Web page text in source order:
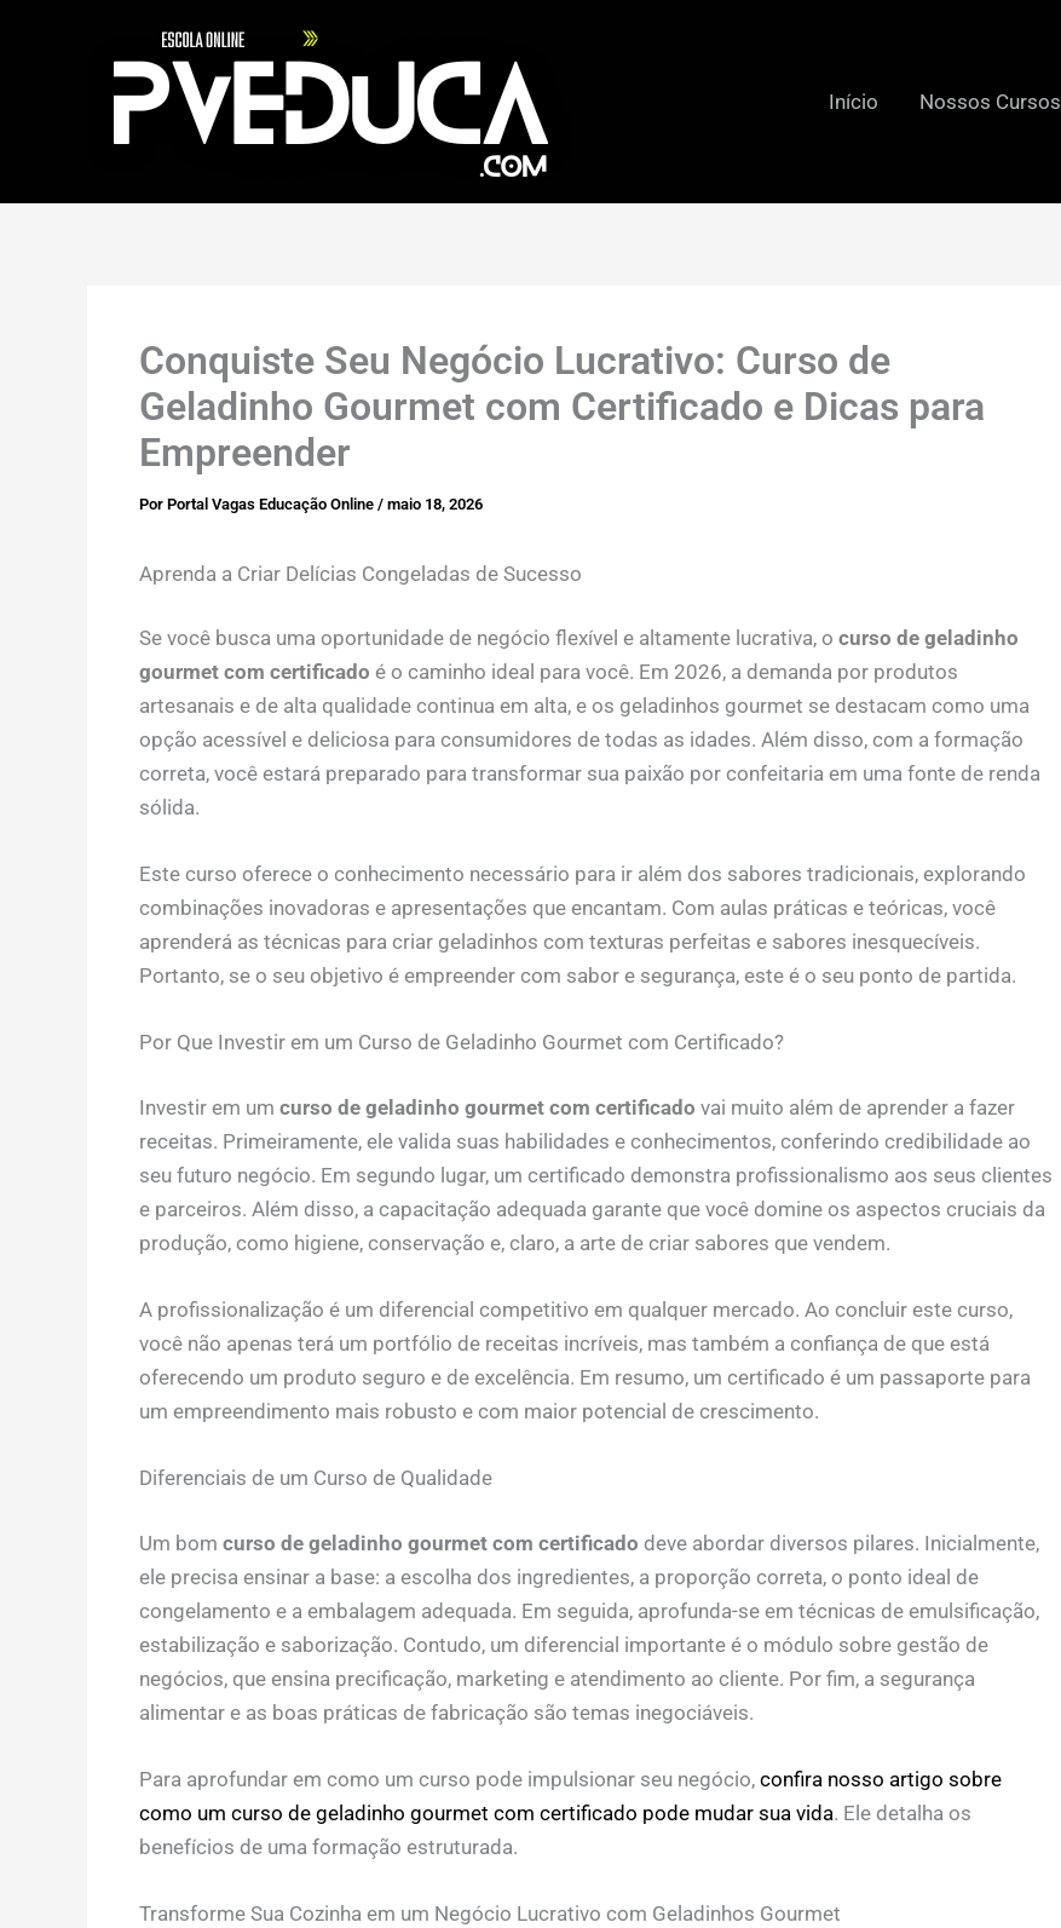
Início Nossos Cursos
Conquiste Seu Negócio Lucrativo: Curso de
Geladinho Gourmet com Certificado e Dicas para
Empreender
Por Portal Vagas Educação Online / maio 18, 2026
Aprenda a Criar Delícias Congeladas de Sucesso
Se você busca uma oportunidade de negócio flexível e altamente lucrativa, o curso de geladinho
gourmet com certificado é o caminho ideal para você. Em 2026, a demanda por produtos
artesanais e de alta qualidade continua em alta, e os geladinhos gourmet se destacam como uma
opção acessível e deliciosa para consumidores de todas as idades. Além disso, com a formação
correta, você estará preparado para transformar sua paixão por confeitaria em uma fonte de renda
sólida.
Este curso oferece o conhecimento necessário para ir além dos sabores tradicionais, explorando
combinações inovadoras e apresentações que encantam. Com aulas práticas e teóricas, você
aprenderá as técnicas para criar geladinhos com texturas perfeitas e sabores inesquecíveis.
Portanto, se o seu objetivo é empreender com sabor e segurança, este é o seu ponto de partida.
Por Que Investir em um Curso de Geladinho Gourmet com Certificado?
Investir em um curso de geladinho gourmet com certificado vai muito além de aprender a fazer
receitas. Primeiramente, ele valida suas habilidades e conhecimentos, conferindo credibilidade ao
seu futuro negócio. Em segundo lugar, um certificado demonstra profissionalismo aos seus clientes
e parceiros. Além disso, a capacitação adequada garante que você domine os aspectos cruciais da
produção, como higiene, conservação e, claro, a arte de criar sabores que vendem.
A profissionalização é um diferencial competitivo em qualquer mercado. Ao concluir este curso,
você não apenas terá um portfólio de receitas incríveis, mas também a confiança de que está
oferecendo um produto seguro e de excelência. Em resumo, um certificado é um passaporte para
um empreendimento mais robusto e com maior potencial de crescimento.
Diferenciais de um Curso de Qualidade
Um bom curso de geladinho gourmet com certificado deve abordar diversos pilares. Inicialmente,
ele precisa ensinar a base: a escolha dos ingredientes, a proporção correta, o ponto ideal de
congelamento e a embalagem adequada. Em seguida, aprofunda-se em técnicas de emulsificação,
estabilização e saborização. Contudo, um diferencial importante é o módulo sobre gestão de
negócios, que ensina precificação, marketing e atendimento ao cliente. Por fim, a segurança
alimentar e as boas práticas de fabricação são temas inegociáveis.
Para aprofundar em como um curso pode impulsionar seu negócio, confira nosso artigo sobre
como um curso de geladinho gourmet com certificado pode mudar sua vida. Ele detalha os
benefícios de uma formação estruturada.
Transforme Sua Cozinha em um Negócio Lucrativo com Geladinhos Gourmet